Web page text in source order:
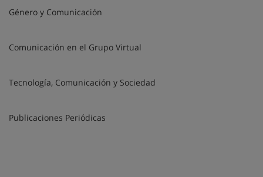
Género y Comunicación
Comunicación en el Grupo Virtual
Tecnología, Comunicación y Sociedad
Publicaciones Periódicas